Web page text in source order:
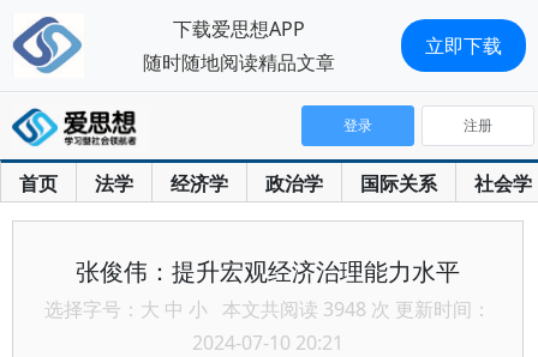
首页 法学 经济学 政治学 国际关系 社会学
登录 注册
张俊伟：提升宏观经济治理能力水平
选择字号： 大 中 小 本文共阅读 3948 次 更新时间：
2024-07-10 20:21
下载爱思想APP
随时随地阅读精品文章
立即下载